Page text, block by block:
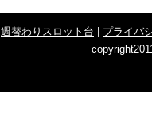
週替わりスロット台 プライバ